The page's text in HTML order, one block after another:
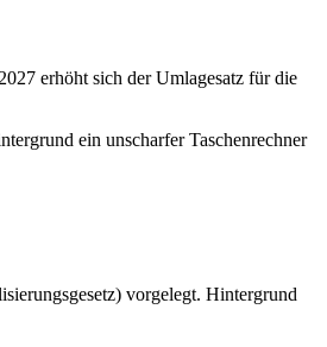
erhöht sich der Umlagesatz für die
vorgelegt. Hintergrund